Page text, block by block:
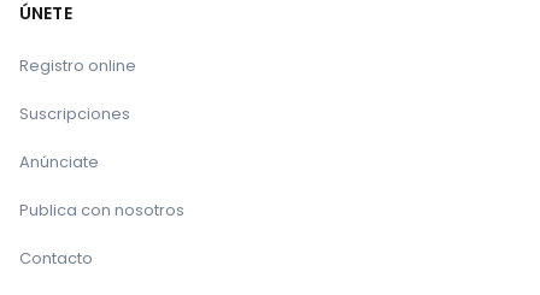
ÚNETE
Registro online
Suscripciones
Anúnciate
Publica con nosotros
Contacto